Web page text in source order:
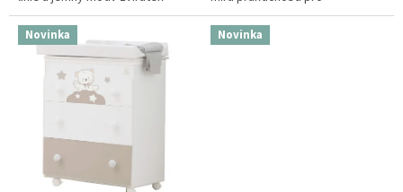
zaručují, že se stane vkusnou
dominantou každého...
každodenní péči o miminko. V
čistém bílém provedení s
decentním...
Novinka Novinka